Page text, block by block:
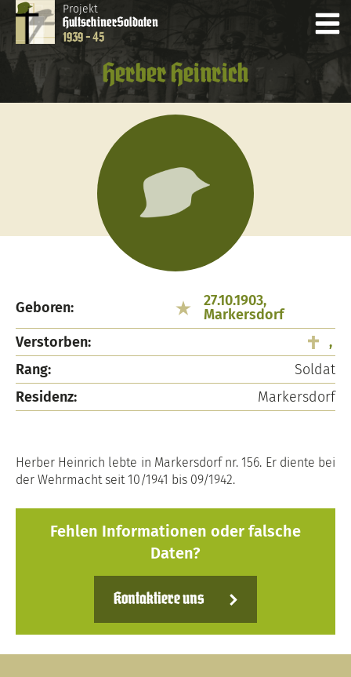
Projekt
HultschinerSoldaten
1939 - 45
Herber Heinrich
Geboren:
27.10.1903,
Markersdorf
Verstorben:
,
Rang:
Soldat
Residenz:
Markersdorf
Herber Heinrich lebte in Markersdorf nr. 156. Er diente bei
der Wehrmacht seit 10/1941 bis 09/1942.
Fehlen Informationen oder falsche
Daten?
Kontaktiere uns